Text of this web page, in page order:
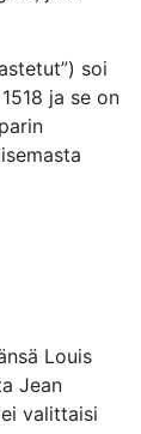
soi
ja se on
Louis
Jean
ei valittaisi